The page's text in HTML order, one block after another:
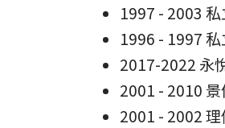
1997 - 2003
1996 - 1997
2017-2022 永
2001 - 2010
2001 - 2002